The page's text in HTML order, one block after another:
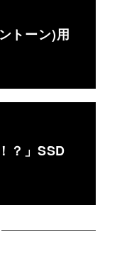
トーン)用
？」SSD